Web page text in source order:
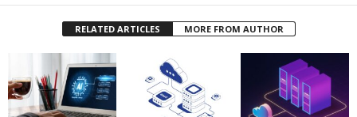
RELATED ARTICLES MORE FROM AUTHOR